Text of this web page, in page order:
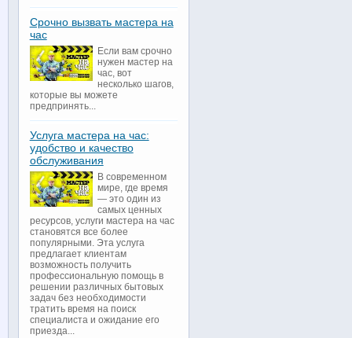
Срочно вызвать мастера на
час
Если вам срочно
нужен мастер на
час, вот
несколько шагов,
которые вы можете
предпринять...
Услуга мастера на час:
удобство и качество
обслуживания
В современном
мире, где время
— это один из
самых ценных
ресурсов, услуги мастера на час
становятся все более
популярными. Эта услуга
предлагает клиентам
возможность получить
профессиональную помощь в
решении различных бытовых
задач без необходимости
тратить время на поиск
специалиста и ожидание его
приезда...